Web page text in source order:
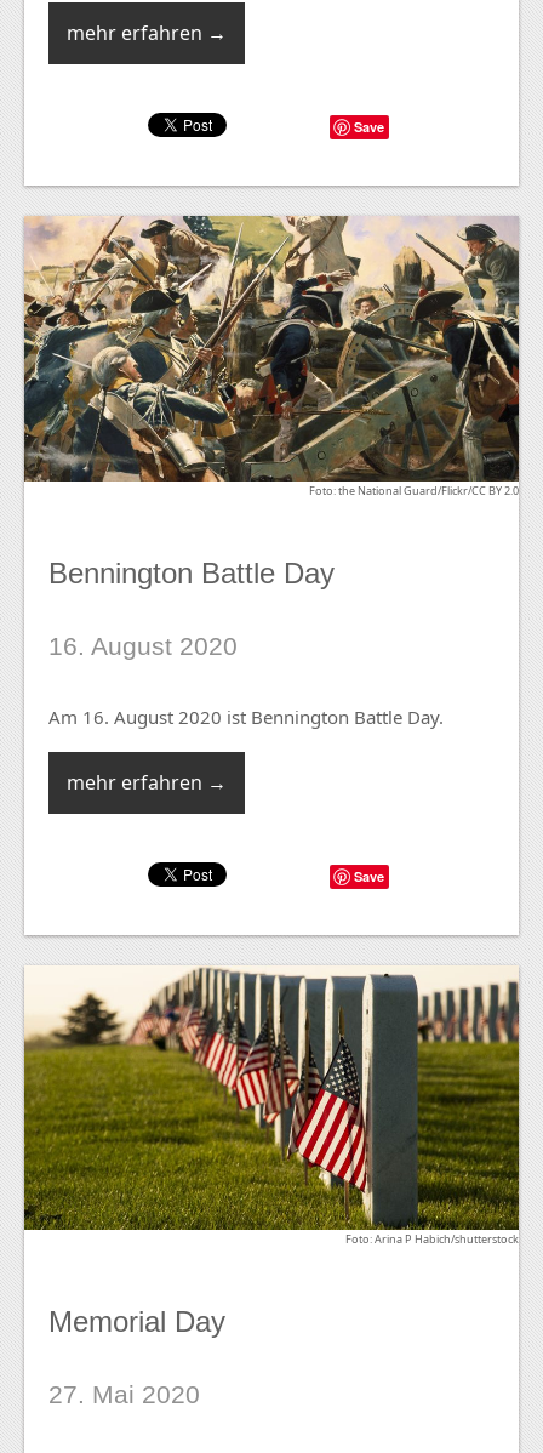
mehr erfahren →
Save
Foto: the National Guard/Flickr/CC BY 2.0
Bennington Battle Day
16. August 2020
Am 16. August 2020 ist Bennington Battle Day.
mehr erfahren →
Save
Foto: Arina P Habich/shutterstock
Memorial Day
27. Mai 2020